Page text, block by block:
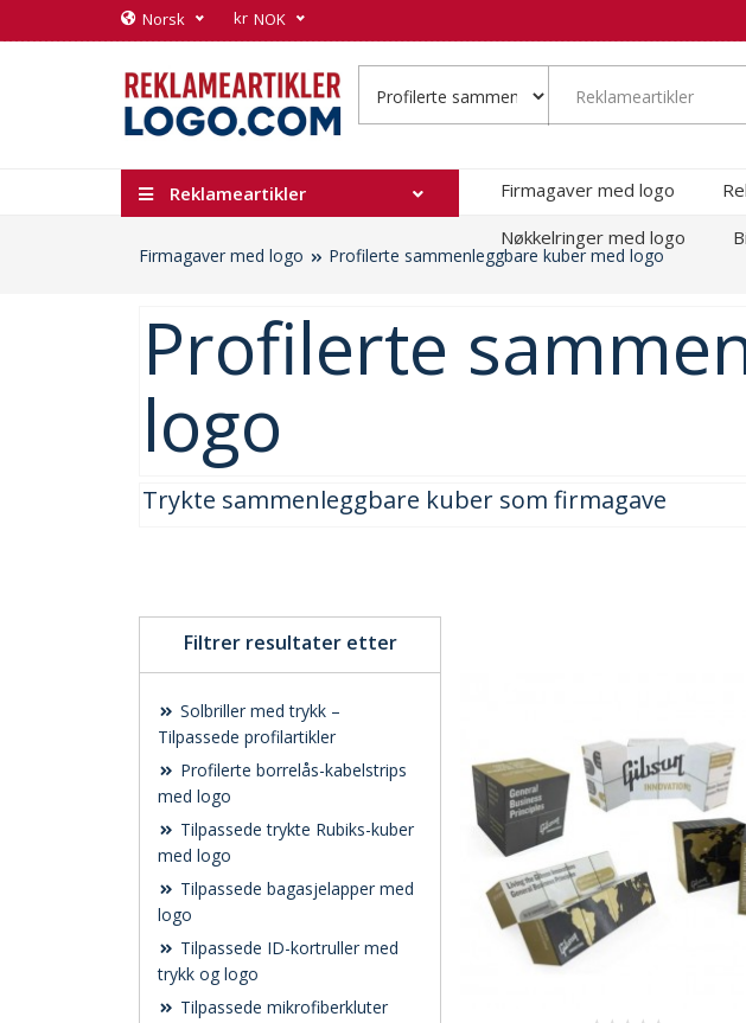
Norsk kr NOK
Reklameartikler Firmagaver med logo
Nøkkelringer med logo
Firmagaver med logo Profilerte sammenleggbare kuber med logo
Profilerte
logo
Trykte sammenleggbare kuber som firmagave
Filtrer resultater etter
Solbriller med trykk –
Tilpassede profilartikler
Profilerte borrelås-kabelstrips
med logo
Tilpassede trykte Rubiks-kuber
med logo
Tilpassede bagasjelapper med
logo
Tilpassede ID-kortruller med
trykk og logo
Tilpassede mikrofiberkluter